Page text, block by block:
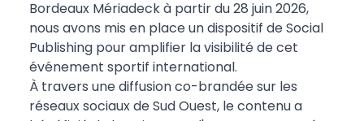
Bordeaux Mériadeck à partir du 28 juin 2026,
nous avons mis en place un dispositif de Social
Publishing pour amplifier la visibilité de cet
événement sportif international.
À travers une diffusion co-brandée sur les
réseaux sociaux de Sud Ouest, le contenu a